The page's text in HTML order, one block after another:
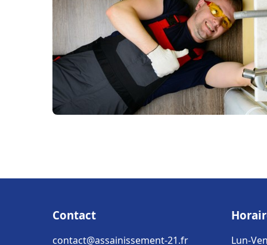
Contact
contact@assainissement-21.fr Lun-